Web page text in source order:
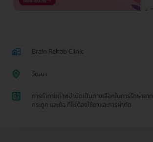
Brain Rehab Clinic
วัฒนา
1
การทำกายภาพบำบัดเป็นทางเลือกในการรักษาอา
กระดูก และข้อ ที่ไม่ต้องใช้ยาและการผ่าตัด